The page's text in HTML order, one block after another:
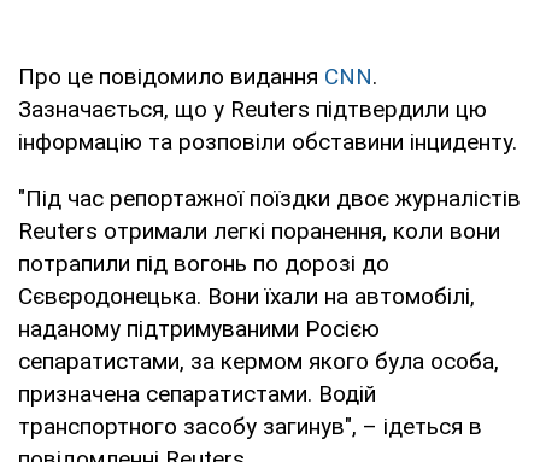
Про це повідомило видання CNN.
Зазначається, що у Reuters підтвердили цю
інформацію та розповіли обставини інциденту.
"Під час репортажної поїздки двоє журналістів
Reuters отримали легкі поранення, коли вони
потрапили під вогонь по дорозі до
Сєвєродонецька. Вони їхали на автомобілі,
наданому підтримуваними Росією
сепаратистами, за кермом якого була особа,
призначена сепаратистами. Водій
транспортного засобу загинув", – ідеться в